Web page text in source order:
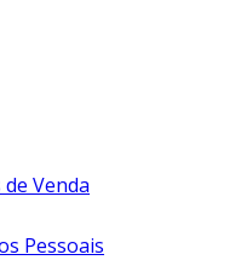
Venda
Pessoais